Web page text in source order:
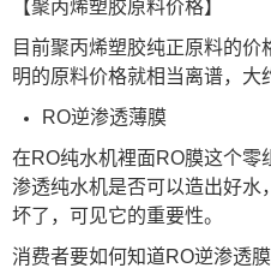
【聚丙烯塑胶原料价格】
目前聚丙烯塑胶纯正原料的
明的原料价格就相当离谱，大
RO逆渗透薄膜
在RO纯水机裡面RO膜这个零
渗透纯水机是否可以造出好水
坏了，可见它的重要性。
消费者要如何知道RO逆渗透膜